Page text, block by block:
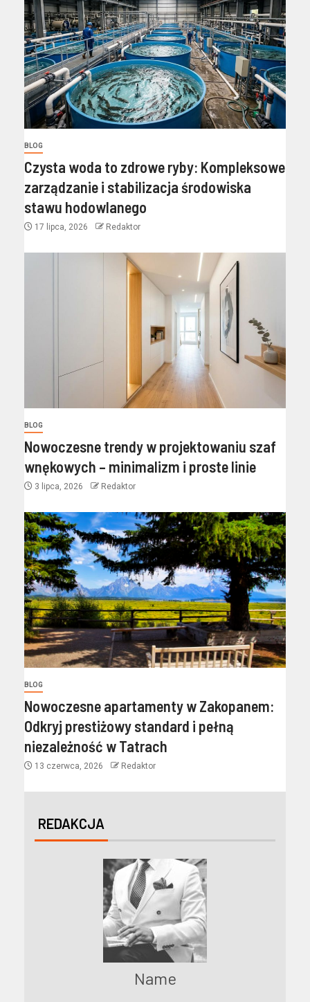
BLOG
Czysta woda to zdrowe ryby: Kompleksowe
zarządzanie i stabilizacja środowiska
stawu hodowlanego
17 lipca, 2026 Redaktor
BLOG
Nowoczesne trendy w projektowaniu szaf
wnękowych – minimalizm i proste linie
3 lipca, 2026 Redaktor
BLOG
Nowoczesne apartamenty w Zakopanem:
Odkryj prestiżowy standard i pełną
niezależność w Tatrach
13 czerwca, 2026 Redaktor
REDAKCJA
Name